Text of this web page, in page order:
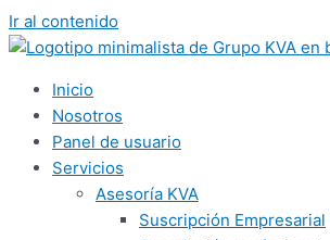
Ir al contenido
Inicio
Nosotros
Panel de usuario
Servicios
Asesoría KVA
Suscripción Empresarial